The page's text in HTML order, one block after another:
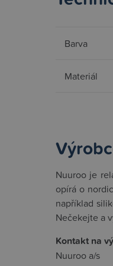
Barva
Materiál
Nuuroo je
opírá o
například
Nečekejte a
Kontakt na
Nuuroo a/s